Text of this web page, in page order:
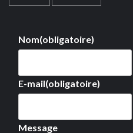
Nom(obligatoire)
E-mail(obligatoire)
Message